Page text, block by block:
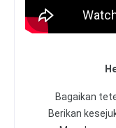
Bagaikan
Berikan